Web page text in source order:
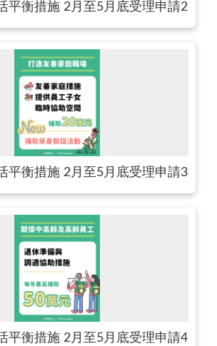
平衡措施 2月至5月底受理申請2
平衡措施 2月至5月底受理申請3
平衡措施 2月至5月底受理申請4